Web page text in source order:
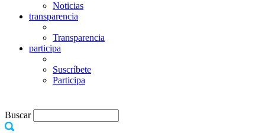
Noticias
transparencia
Transparencia
participa
Suscríbete
Participa
Buscar